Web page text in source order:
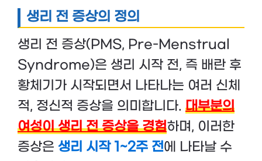
생리 전 증상의 정의
생리 전 증상(PMS, Pre-Menstrual
Syndrome)은 생리 시작 전, 즉 배란 후
황체기가 시작되면서 나타나는 여러 신체
적, 정신적 증상을 의미합니다. 대부분의
여성이 생리 전 증상을 경험하며, 이러한
증상은 생리 시작 1~2주 전에 나타날 수